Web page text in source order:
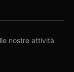
nostre attività